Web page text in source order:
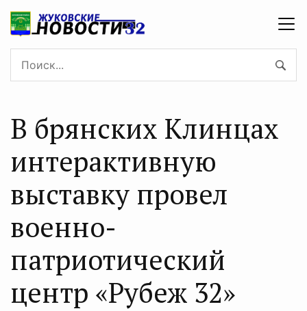
В брянских Клинцах
интерактивную
выставку провел
военно-
патриотический
центр «Рубеж 32»